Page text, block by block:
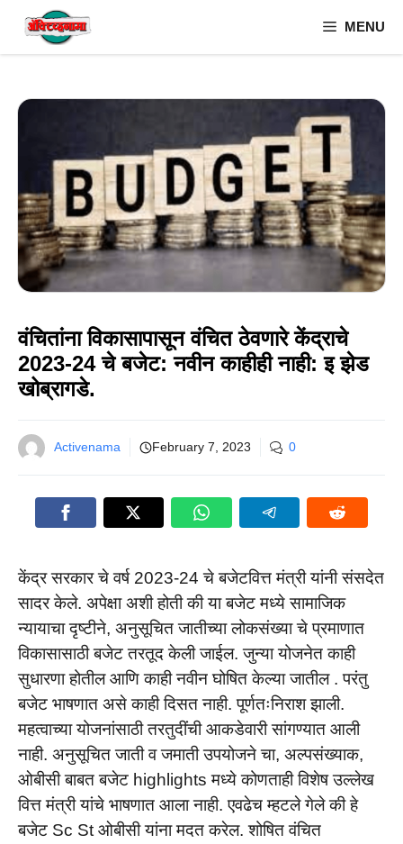
MENU
वंचितांना विकासापासून वंचित ठेवणारे केंद्राचे
2023-24 चे बजेट: नवीन काहीही नाही: इ झेड
खोब्रागडे.
Activenama February 7, 2023 0
केंद्र सरकार चे वर्ष 2023-24 चे बजेटवित्त मंत्री यांनी संसदेत
सादर केले. अपेक्षा अशी होती की या बजेट मध्ये सामाजिक
न्यायाचा दृष्टीने, अनुसूचित जातीच्या लोकसंख्या चे प्रमाणात
विकासासाठी बजेट तरतूद केली जाईल. जुन्या योजनेत काही
सुधारणा होतील आणि काही नवीन घोषित केल्या जातील . परंतु
बजेट भाषणात असे काही दिसत नाही. पूर्णतःनिराश झाली.
महत्वाच्या योजनांसाठी तरतुदींची आकडेवारी सांगण्यात आली
नाही. अनुसूचित जाती व जमाती उपयोजने चा, अल्पसंख्याक,
ओबीसी बाबत बजेट highlights मध्ये कोणताही विशेष उल्लेख
वित्त मंत्री यांचे भाषणात आला नाही. एवढेच म्हटले गेले की हे
बजेट Sc St ओबीसी यांना मदत करेल. शोषित वंचित